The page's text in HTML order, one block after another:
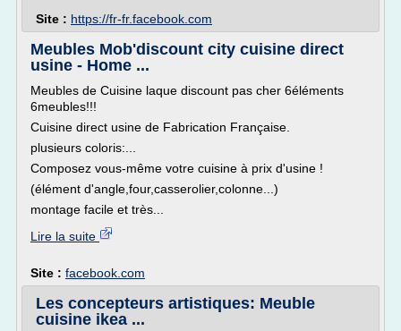
Site : https://fr-fr.facebook.com
Meubles Mob'discount city cuisine direct
usine - Home ...
Meubles de Cuisine laque discount pas cher 6éléments
6meubles!!!
Cuisine direct usine de Fabrication Française.
plusieurs coloris:...
Composez vous-même votre cuisine à prix d'usine !
(élément d'angle,four,casserolier,colonne...)
montage facile et très...
Lire la suite
Site : facebook.com
Les concepteurs artistiques: Meuble
cuisine ikea ...